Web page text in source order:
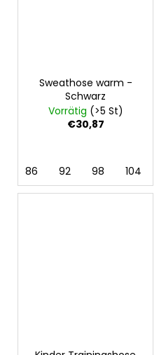
Sweathose warm -
Schwarz
Vorrätig (>5 St)
€30,87
86 92 98 104